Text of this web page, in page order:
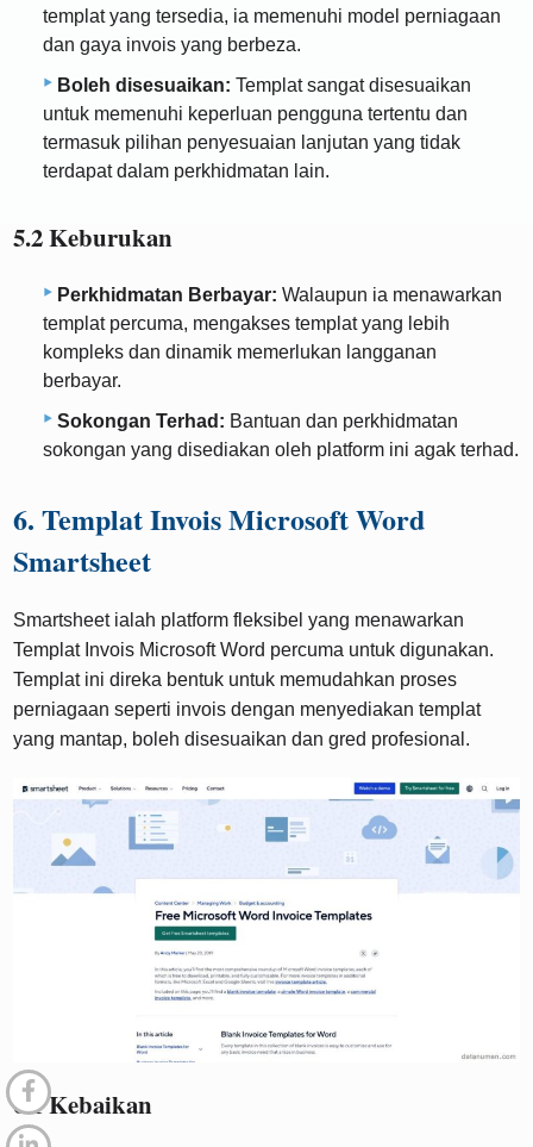
templat yang tersedia, ia memenuhi model perniagaan
dan gaya invois yang berbeza.
Boleh disesuaikan: Templat sangat disesuaikan
untuk memenuhi keperluan pengguna tertentu dan
termasuk pilihan penyesuaian lanjutan yang tidak
terdapat dalam perkhidmatan lain.
5.2 Keburukan
Perkhidmatan Berbayar: Walaupun ia menawarkan
templat percuma, mengakses templat yang lebih
kompleks dan dinamik memerlukan langganan
berbayar.
Sokongan Terhad: Bantuan dan perkhidmatan
sokongan yang disediakan oleh platform ini agak terhad.
6. Templat Invois Microsoft Word
Smartsheet
Smartsheet ialah platform fleksibel yang menawarkan
Templat Invois Microsoft Word percuma untuk digunakan.
Templat ini direka bentuk untuk memudahkan proses
perniagaan seperti invois dengan menyediakan templat
yang mantap, boleh disesuaikan dan gred profesional.
6.1 Kebaikan